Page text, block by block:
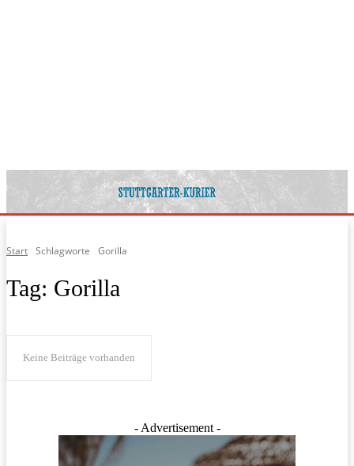
Start Schlagworte Gorilla
Tag: Gorilla
Keine Beiträge vorhanden
- Advertisement -